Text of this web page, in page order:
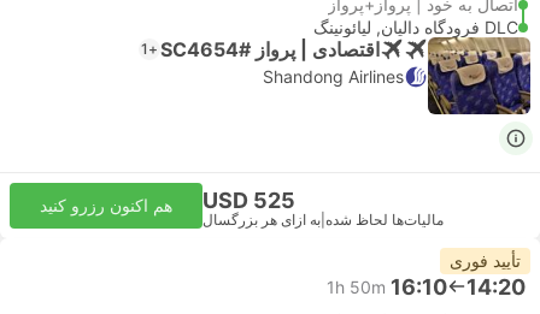
اتصال به خود | پرواز+پرواز
DLC فرودگاه دالیان, لیائونینگ
اقتصادی | پرواز #SC4654 +1
Shandong Airlines
USD 525
مالیات‌ها لحاظ شده به ازای هر بزرگسال
هم اکنون رزرو کنید
تأیید فوری
14:20
16:10
1h 50m